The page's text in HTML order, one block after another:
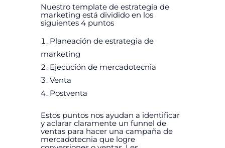
Nuestro template de estrategia de
marketing está dividido en los
siguientes 4 puntos
Planeación de estrategia de
marketing
Ejecución de mercadotecnia
Venta
Postventa
Estos puntos nos ayudan a identificar
y aclarar claramente un funnel de
ventas para hacer una campaña de
mercadotecnia que logre